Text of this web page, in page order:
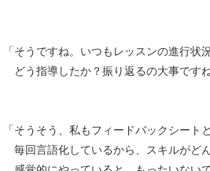
「そうですね。いつもレッスンの進行状
どう指導したか？振り返るの大事ですね
「そうそう、私もフィードバックシート
毎回言語化しているから、スキルがど